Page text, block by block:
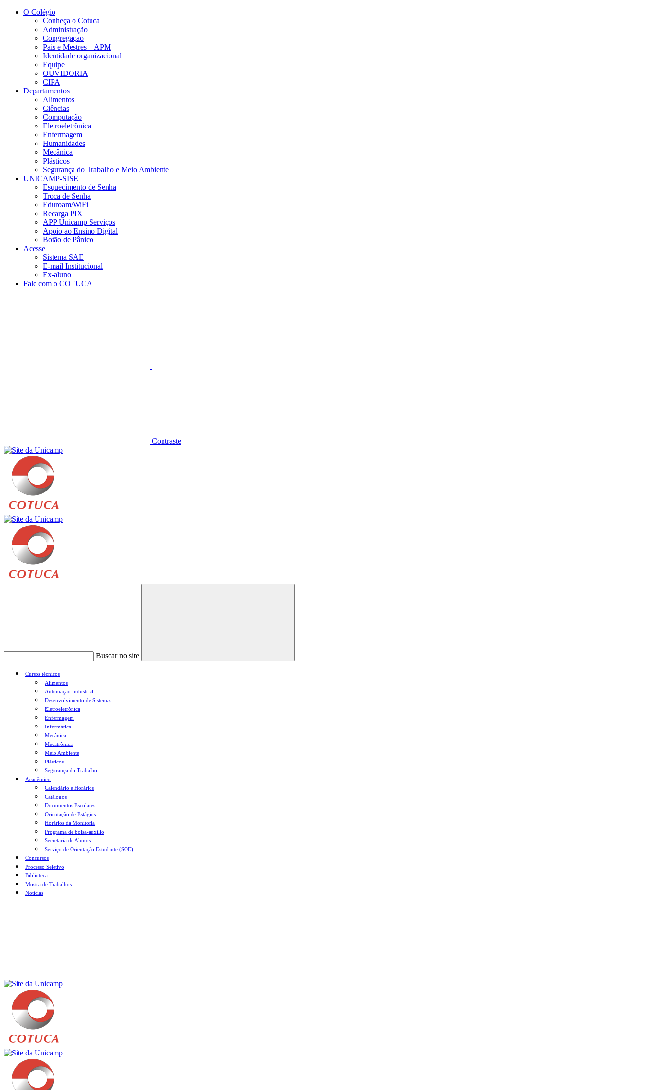
Conteúdo principal
O Colégio
Conheça o Cotuca
Administração
Congregação
Pais e Mestres – APM
Identidade organizacional
Equipe
OUVIDORIA
CIPA
Departamentos
Alimentos
Ciências
Computação
Eletroeletrônica
Enfermagem
Humanidades
Mecânica
Plásticos
Segurança do Trabalho e Meio Ambiente
UNICAMP-SISE
Esquecimento de Senha
Troca de Senha
Eduroam/WiFi
Recarga PIX
APP Unicamp Serviços
Apoio ao Ensino Digital
Botão de Pânico
Acesse
Sistema SAE
E-mail Institucional
Ex-aluno
Fale com o COTUCA
Contraste
Buscar no site
Buscar
Cursos técnicos
Alimentos
Automação Industrial
Desenvolvimento de Sistemas
Eletroeletrônica
Enfermagem
Informática
Mecânica
Mecatrônica
Meio Ambiente
Plásticos
Segurança do Trabalho
Acadêmico
Calendário e Horários
Catálogos
Documentos Escolares
Orientação de Estágios
Horários da Monitoria
Programa de bolsa-auxílio
Secretaria de Alunos
Serviço de Orientação Estudante (SOE)
Concursos
Processo Seletivo
Biblioteca
Mostra de Trabalhos
Notícias